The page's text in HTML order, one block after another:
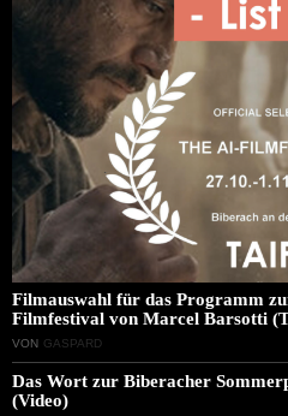
Filmauswahl für das Programm
Filmfestival von Marcel Barsotti
VON GASPARD
Das Wort zur Biberacher
(Video)